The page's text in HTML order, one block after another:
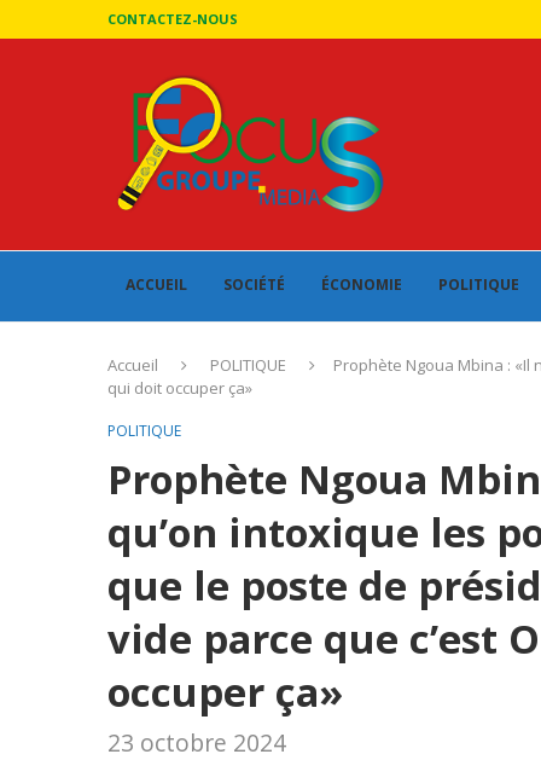
CONTACTEZ-NOUS
ACCUEIL SOCIÉTÉ ÉCONOMIE POLITIQUE
Accueil POLITIQUE
Prophète Ngoua Mbina : «Il
qui doit occuper ça»
POLITIQUE
Prophète Ngoua
qu’on intoxique les
que le poste de
vide parce que c’est
occuper ça»
23 octobre 2024